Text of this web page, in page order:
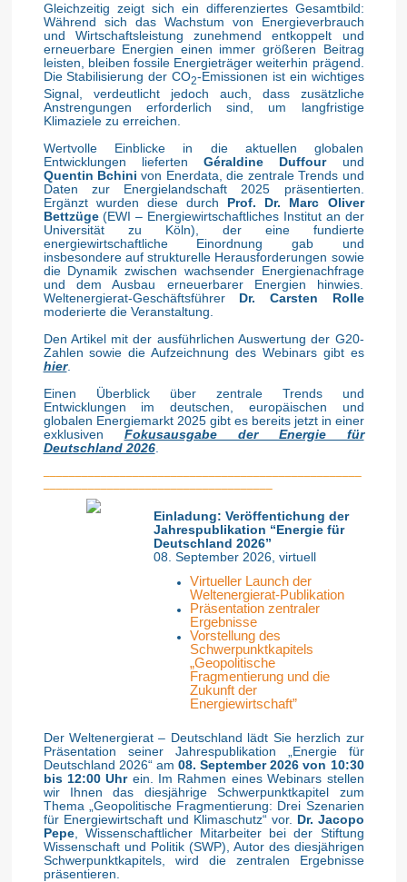
Gleichzeitig zeigt sich ein differenziertes Gesamtbild:
Während sich das Wachstum von Energieverbrauch
und Wirtschaftsleistung zunehmend entkoppelt und
erneuerbare Energien einen immer größeren Beitrag
leisten, bleiben fossile Energieträger weiterhin prägend.
Die Stabilisierung der CO2-Emissionen ist ein wichtiges
Signal, verdeutlicht jedoch auch, dass zusätzliche
Anstrengungen erforderlich sind, um langfristige
Klimaziele zu erreichen.
Wertvolle Einblicke in die aktuellen globalen
Entwicklungen lieferten Géraldine Duffourund
Quentin Bchini von Enerdata, die zentrale Trends und
Daten zur Energielandschaft 2025 präsentierten.
Ergänzt wurden diese durch Prof. Dr. Marc Oliver
Bettzüge(EWI – Energiewirtschaftliches Institut an der
Universität zu Köln), der eine fundierte
energiewirtschaftliche Einordnung gab und
insbesondere auf strukturelle Herausforderungen sowie
die Dynamik zwischen wachsender Energienachfrage
und dem Ausbau erneuerbarer Energien hinwies.
Weltenergierat-Geschäftsführer Dr. Carsten Rolle
moderierte die Veranstaltung.
Den Artikel mit der ausführlichen Auswertung der G20-
Zahlen sowie die Aufzeichnung des Webinars gibt es
hier.
Einen Überblick über zentrale Trends und
Entwicklungen im deutschen, europäischen und
globalen Energiemarkt 2025 gibt es bereits jetzt in einer
exklusiven Fokusausgabe der Energie für
Deutschland 2026.
Einladung: Veröffentichung der
Jahrespublikation “Energie für
Deutschland 2026”
08. September 2026, virtuell
Virtueller Launch der
Weltenergierat-Publikation
Präsentation zentraler
Ergebnisse
Vorstellung des
Schwerpunktkapitels
„Geopolitische
Fragmentierung und die
Zukunft der
Energiewirtschaft”
Der Weltenergierat – Deutschland lädt Sie herzlich zur
Präsentation seiner Jahrespublikation „Energie für
Deutschland 2026“ am 08. September 2026 von 10:30
bis 12:00 Uhrein. Im Rahmen eines Webinars stellen
wir Ihnen das diesjährige Schwerpunktkapitel zum
Thema „Geopolitische Fragmentierung: Drei Szenarien
für Energiewirtschaft und Klimaschutz“ vor. Dr. Jacopo
Pepe, Wissenschaftlicher Mitarbeiter bei der Stiftung
Wissenschaft und Politik (SWP), Autor des diesjährigen
Schwerpunktkapitels, wird die zentralen Ergebnisse
präsentieren.